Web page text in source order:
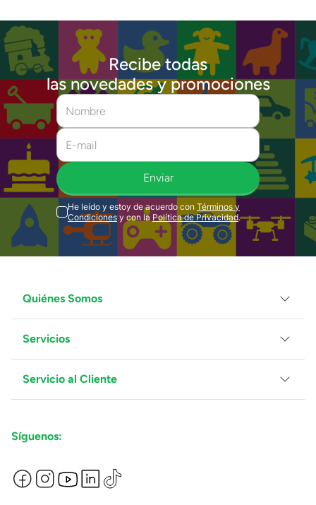
Recibe todas
las novedades y promociones
Enviar
He leído y estoy de acuerdo con Términos y
Condiciones y con la Política de Privacidad.
Quiénes Somos
Grupo Juguetron
Localiza tu tienda
Blog
Servicios
Facturación
Proveedores
Servicio al Cliente
Preguntas Frecuentes
Términos y Condiciones
Devoluciones de Compras en Línea
Síguenos: